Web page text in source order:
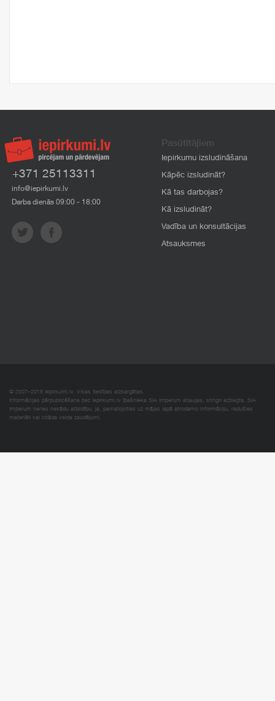
+371 25113311
info@iepirkumi.lv
Darba dienās 09:00 - 18:00
Pasūtītājiem
Iepirkumu izsludināšana
Kāpēc izsludināt?
Kā tas darbojas?
Kā izsludināt?
Vadība un konsultācijas
Atsauksmes
© 2007–2018 Iepirkumi.lv. Visas tiesības aizsargātas.
Informācijas pārpublicēšana bez iepirkumi.lv īpašnieka SIA Imperum atļaujas, stingri aizliegta. SIA
Imperum nenes nekādu atbildību, ja, pamatojoties uz mājas lapā atrodamo informāciju, radušies
materiāli vai citāda veida zaudējumi.